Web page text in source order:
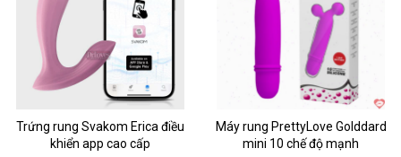
Trứng rung Svakom Erica điều
khiển app cao cấp
Máy rung PrettyLove Golddard
mini 10 chế độ mạnh